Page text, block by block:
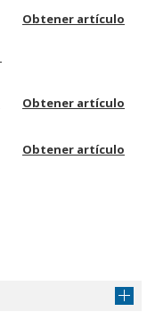
Obtener artículo
Obtener artículo
Obtener artículo